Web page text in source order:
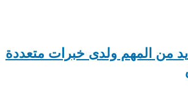
من المهم ولدى خبرات متعددة